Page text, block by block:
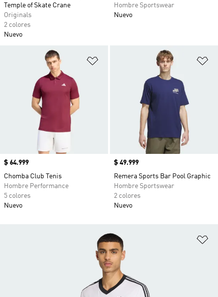
Temple of Skate Crane
Originals
2 colores
Nuevo
Hombre Sportswear
Nuevo
Añadir a la lista de deseos
Precio
$ 64.999
Chomba Club Tenis
Hombre Performance
5 colores
Nuevo
Precio
$ 49.999
Remera Sports Bar Pool Graphic
Hombre Sportswear
2 colores
Nuevo